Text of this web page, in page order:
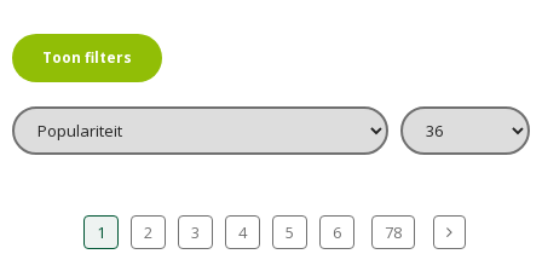
Toon filters
1 2 3 4 5 6 78